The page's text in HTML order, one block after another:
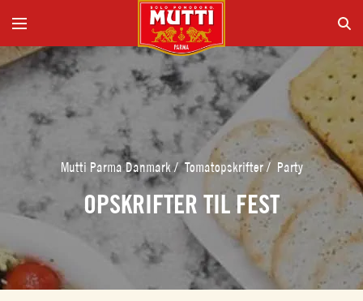
Mutti Parma Danmark/ Tomatopskrifter/ Party
OPSKRIFTER TIL FEST